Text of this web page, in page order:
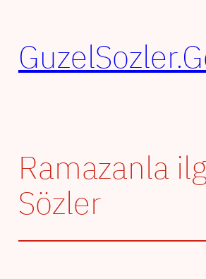
Ramazanla
Sözler